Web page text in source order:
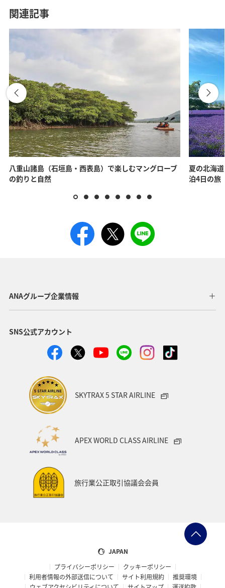
関連記事
八重山諸島（石垣島・西表島）で楽しむマングローブ
の釣りと自然
夏の北海
泊4日の旅
ANAグループ企業情報
SNS公式アカウント
SKYTRAX 5 STAR AIRLINE
APEX WORLD CLASS AIRLINE
旅行業公正取引協議会会員
JAPAN
プライバシーポリシー
クッキーポリシー
利用者情報の外部送信について
サイト利用規約
推奨環境